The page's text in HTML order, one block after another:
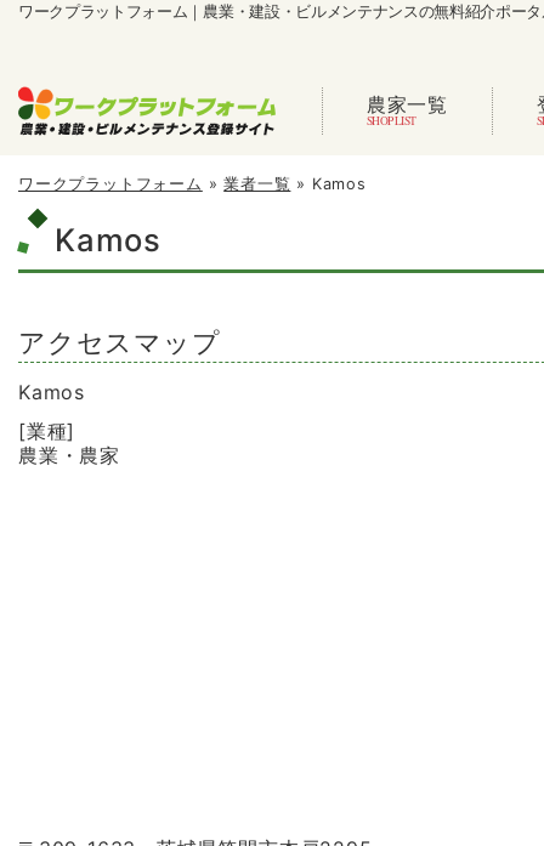
ワークプラットフォーム｜農業・建設・ビルメンテナンスの無料紹介ポー
農家一覧
ワークプラットフォーム »業者一覧 » Kamos
Kamos
アクセスマップ
Kamos
[業種]
農業・農家